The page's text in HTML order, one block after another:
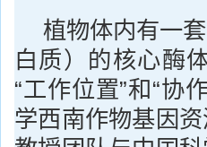
植物体内有一
白质）的核心酶
“工作位置”和“协
学西南作物基因